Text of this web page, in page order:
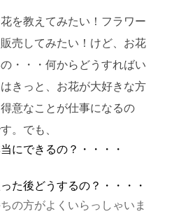
を教えてみたい！フラワー
売してみたい！けど、 お花
・・・何からどうすればい
きっと、お花が大好きな方
意なことが仕事になるの
。でも、
にできるの？・・・・
た後どうするの？・・・・
の方がよくいらっしゃいま